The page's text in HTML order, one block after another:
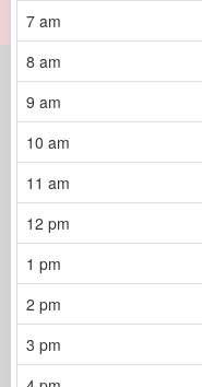
7 am
8 am
9 am
10 am
11 am
12 pm
1 pm
2 pm
3 pm